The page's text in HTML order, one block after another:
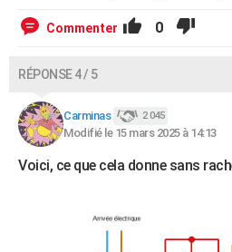
Commenter 0
RÉPONSE 4 / 5
Carminas 2 045
Modifié le 15 mars 2025 à 14:13
Voici, ce que cela donne sans